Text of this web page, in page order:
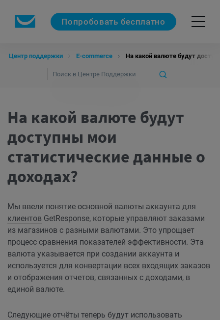
Попробовать бесплатно
Центр поддержки E-commerce На какой валюте будут
На какой валюте будут
доступны мои
статистические данные о
доходах?
Мы ввели понятие основной валюты аккаунта для
клиентов GetResponse, которые управляют заказами
из магазинов с разными валютами. Это упрощает
процесс сравнения показателей эффективности. Эта
валюта указывается при создании аккаунта и
используется для конвертации всех входящих заказов
и отображения отчетов, связанных с доходами, в
единой валюте.
Следующие отчёты теперь будут использовать